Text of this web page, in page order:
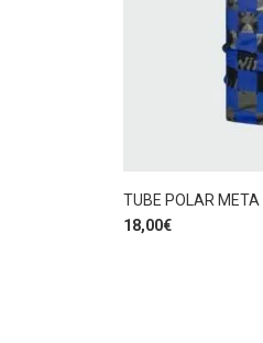
TUBE POLAR META
18,00€